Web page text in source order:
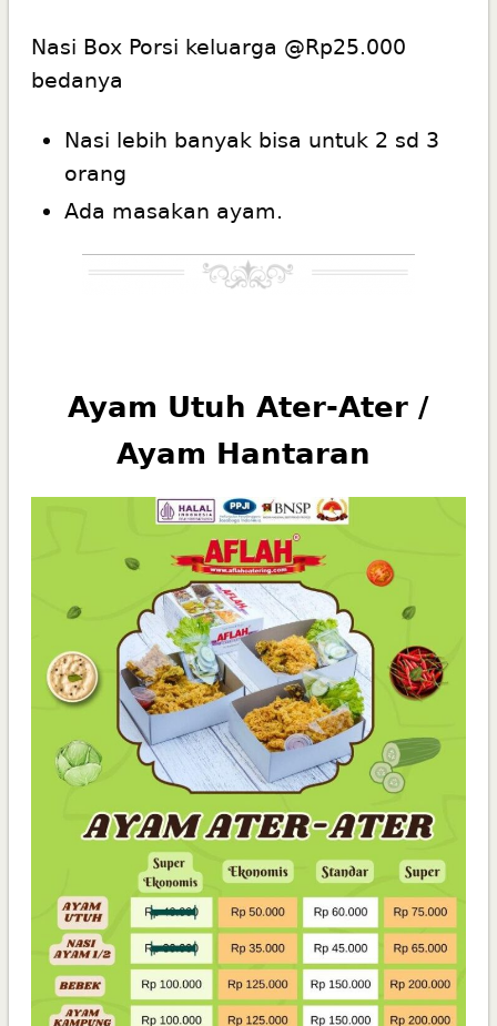
Nasi Box Porsi keluarga @Rp25.000
bedanya
Nasi lebih banyak bisa untuk 2 sd 3
orang
Ada masakan ayam.
Ayam Utuh Ater-Ater /
Ayam Hantaran